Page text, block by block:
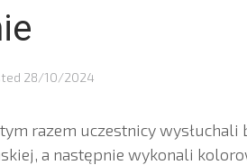
28/10/2024
razem uczestnicy wysłuchali
a następnie wykonali